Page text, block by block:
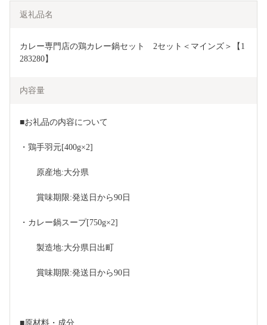
返礼品名
カレー専門店の鶏カレー鍋セット　2セット＜マインズ＞【1
283280】
内容量
■お礼品の内容について
・鶏手羽元[400g×2]
原産地:大分県
賞味期限:発送日から90日
・カレー鍋スープ[750g×2]
製造地:大分県日出町
賞味期限:発送日から90日
■原材料・成分